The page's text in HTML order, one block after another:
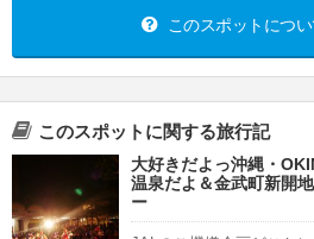
このスポットにつ
このスポットに関する旅行記
大好きだよっ沖縄・
温泉だよ＆金武町新開
ー